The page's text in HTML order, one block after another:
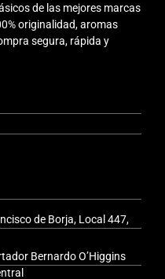
de las mejores marcas
originalidad, aromas
segura, rápida y
de Borja, Local 447,
Bernardo O’Higgins